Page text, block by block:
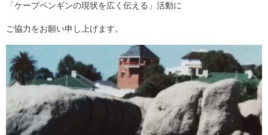
「ケープペンギンの現状を広く伝える」活動に
ご協力をお願い申し上げます。